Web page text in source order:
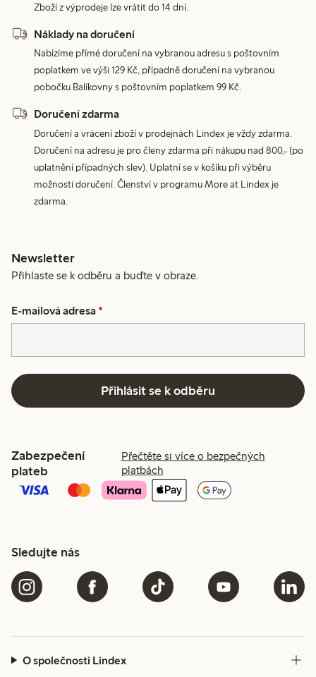
Zboží z výprodeje lze vrátit do 14 dní.
Náklady na doručení
Nabízíme přímé doručení na vybranou adresu s poštovním
poplatkem ve výši 129 Kč, případně doručení na vybranou
pobočku Balíkovny s poštovním poplatkem 99 Kč.
Doručení zdarma
Doručení a vrácení zboží v prodejnách Lindex je vždy zdarma.
Doručení na adresu je pro členy zdarma při nákupu nad 800,- (po
uplatnění případných slev). Uplatní se v košíku při výběru
možnosti doručení. Členství v programu More at Lindex je
zdarma.
Newsletter
Přihlaste se k odběru a buďte v obraze.
E-mailová adresa *
Přihlásit se k odběru
Zabezpečení
plateb
Přečtěte si více o bezpečných
platbách
Sledujte nás
O společnosti Lindex